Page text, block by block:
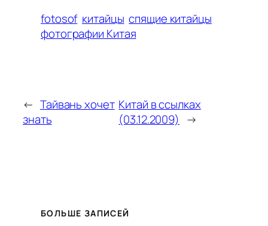
fotosof китайцы спящие китайцы
фотографии Китая
← Тайвань хочет
знать
Китай в ссылках
(03.12.2009) →
БОЛЬШЕ ЗАПИСЕЙ